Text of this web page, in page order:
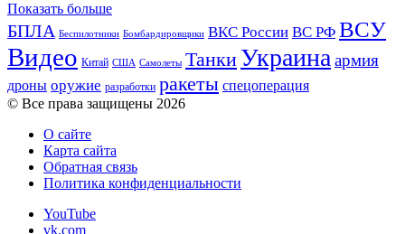
Показать больше
БПЛА Беспилотники Бомбардировщики ВКС России ВС РФ ВСУ
Видео Китай США Самолеты Танки Украинаармия
дроны оружие разработки ракеты спецоперация
© Все права защищены 2026
О сайте
Карта сайта
Обратная связь
Политика конфиденциальности
YouTube
vk.com